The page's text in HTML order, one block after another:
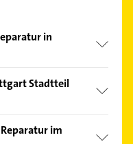
in
Sie von den
können Sie sich
Stadtteil
und im